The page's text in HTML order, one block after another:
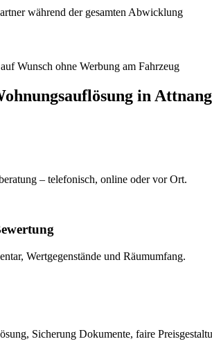
während der gesamten Abwicklung
Wunsch ohne Werbung am Fahrzeug
in
– telefonisch, online oder vor Ort.
Wertgegenstände und Räumumfang.
Sicherung Dokumente, faire